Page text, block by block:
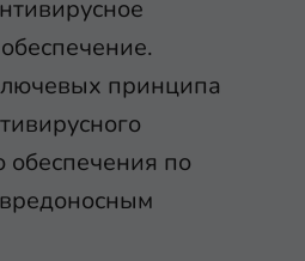
принципа
обеспечения по